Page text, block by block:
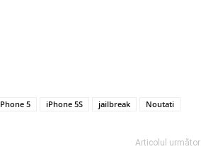
5 iPhone 5S jailbreak Noutati
Articolul următor